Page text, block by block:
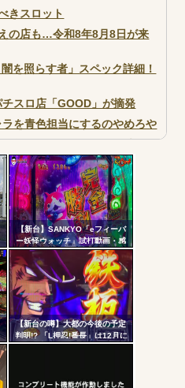
きスロット
の店も…令和8年8月8日が来
を照らす者」スペック詳細！
スロ店「GOOD」が摘発
を青色担当にするのやめろや
やが、ワイの人生どれくらい
ニメの思い出ｗｗｗ
【新台】SANKYO「eフィーバ
ー妖怪ウォッチ」試打動画・感
想まとめ！流石にこれは覇権だ
ろ！SSS評価
【新台の噂】大都の今後の予定
判明!? 「L押忍!番長」は12月に